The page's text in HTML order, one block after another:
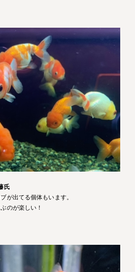
氏
が出てる個体もいます。
のが楽しい！